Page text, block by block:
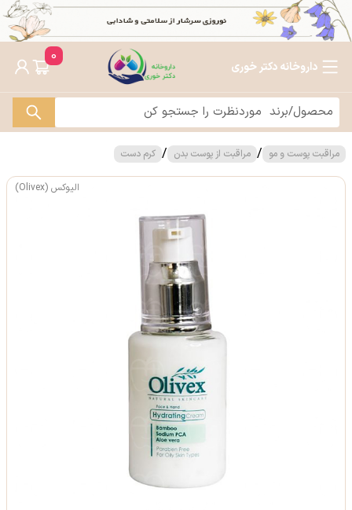
داروخانه دکتر خوری
0
مراقبت پوست و مو / مراقبت از پوست بدن / کرم دست
الیوکس (Olivex)